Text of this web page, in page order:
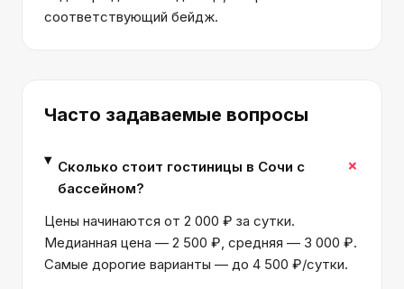
соответствующий бейдж.
Часто задаваемые вопросы
Сколько стоит гостиницы в Сочи с
бассейном?
+
Цены начинаются от 2 000 ₽ за сутки.
Медианная цена — 2 500 ₽, средняя — 3 000 ₽.
Самые дорогие варианты — до 4 500 ₽/сутки.